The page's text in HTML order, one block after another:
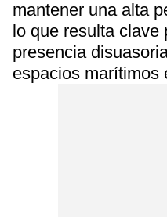
mantener una alta
lo que resulta clave
presencia
espacios marítimos